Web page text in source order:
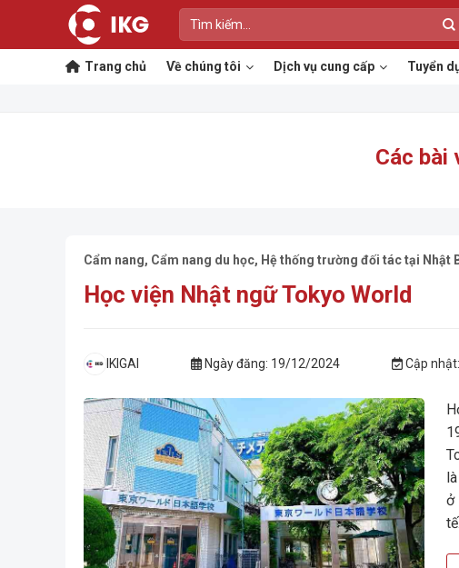
Trang chủ Về chúng tôi Dịch vụ cung cấp Tuyển
Các bài
Cẩm nang, Cẩm nang du học, Hệ thống trường đối tác tại Nhật
Học viện Nhật ngữ Tokyo World
IKIGAI Ngày đăng: 19/12/2024 Cập nhật:
ở